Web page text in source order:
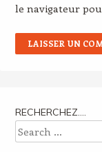
le navigateur
RECHERCHEZ….
Search